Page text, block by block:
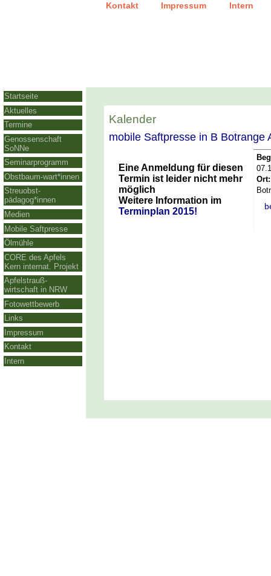
Kontakt Impressum Intern
Startseite
Aktuelles
Termine
Genossenschaft
SoNNe
Seminarprogramm
Obstbaum-wart*innen
Streuobst-
pädagog*innen
Medien
Mobile Saftpresse
Ölmühle
CORE des Apfels
Kern internat. Projekt
Apfelstrauß-
wirtschaft in NRW
Fotowettbewerb
Links
Impressum
Kontakt
Intern
Kalender
mobile Saftpresse in B Botrange
Ort:
Eine Anmeldung für diesen
Termin ist leider nicht mehr
möglich
Weitere Information im
Terminplan 2015!